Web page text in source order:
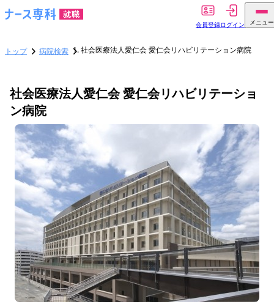
会員登録ログイン メニュー
トップ 病院検索 社会医療法人愛仁会 愛仁会リハビリテーション病院
社会医療法人愛仁会 愛仁会リハビリテーショ
ン病院